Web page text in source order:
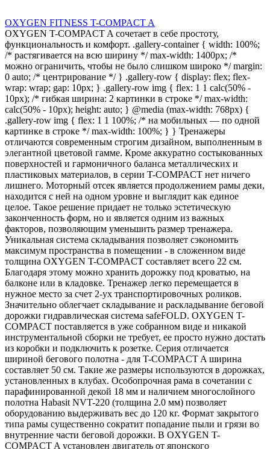
OXYGEN FITNESS T-COMPACT A
OXYGEN T-COMPACT A сочетает в себе простоту,
функциональность и комфорт. .gallery-container { width: 100%;
/* растягивается на всю ширину */ max-width: 1400px; /*
можно ограничить, чтобы не было слишком широко */ margin:
0 auto; /* центрирование */ } .gallery-row { display: flex; flex-
wrap: wrap; gap: 10px; } .gallery-row img { flex: 1 1 calc(50% -
10px); /* гибкая ширина: 2 картинки в строке */ max-width:
calc(50% - 10px); height: auto; } @media (max-width: 768px) {
.gallery-row img { flex: 1 1 100%; /* на мобильных — по одной
картинке в строке */ max-width: 100%; } } Тренажеры
отличаются современным строгим дизайном, выполненным в
элегантной цветовой гамме. Кроме аккуратно состыкованных
поверхностей и гармоничного баланса металлических и
пластиковых материалов, в серии T-COMPACT нет ничего
лишнего. Моторный отсек является продолжением рамы деки,
находится с ней на одном уровне и выглядит как единое
целое. Такое решение придает не только эстетическую
законченность форм, но и является одним из важных
факторов, позволяющим уменьшить размер тренажера.
Уникальная система складывания позволяет сэкономить
максимум пространства в помещении - в сложенном виде
толщина OXYGEN T-COMPACT составляет всего 22 см.
Благодаря этому можно хранить дорожку под кроватью, на
балконе или в кладовке. Тренажер легко перемещается в
нужное место за счет 2-ух транспортировочных роликов.
Значительно облегчает складывание и раскладывание беговой
дорожки гидравлическая система safeFOLD. OXYGEN T-
COMPACT поставляется в уже собранном виде и никакой
инструментальной сборки не требует, ее просто нужно достать
из коробки и подключить к розетке. Серия отличается
шириной бегового полотна - для T-COMPACT A ширина
составляет 50 см. Такие же размеры используются в дорожках,
установленных в клубах. Особопрочная рама в сочетании с
парафинированной декой 18 мм и наличием многослойного
полотна Habasit NVT-220 (толщина 2.0 мм) позволяет
оборудованию выдерживать вес до 120 кг. Формат закрытого
типа рамы существенно сократит попадание пыли и грязи во
внутренние части беговой дорожки. В OXYGEN T-
COMPACT A установлен двигатель от японского